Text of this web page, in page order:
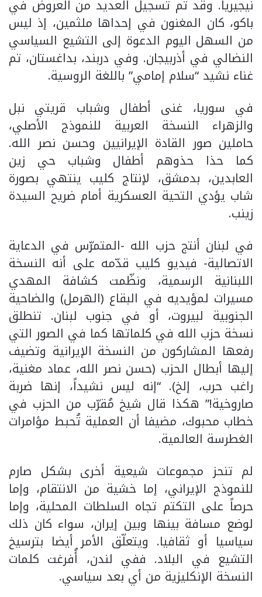
نيجيريا. وقد تم تسجيل العديد من العروض في
باكو، كان المغنون في إحداها ملثمين، إذ ليس
من السهل اليوم الدعوة إلى التشيع السياسي
النضالي في أذربيجان. وفي دربند، بداغستان، تم
غناء نشيد “سلام إمامي” باللغة الروسية.
في سوريا، غنى أطفال وشباب قريتي نبل
والزهراء النسخة العربية للنموذج الأصلي،
حاملين صور القادة الإيرانيين وحسن نصر الله.
كما حذا حذوهم أطفال وشباب حي زين
العابدين، بدمشق، لإنتاج كليب ينتهي بصورة
شاب يؤدي التحية العسكرية أمام ضريح السيدة
زينب.
في لبنان أنتج حزب الله -المتمرّس في الدعاية
الاتصالية- فيديو كليب قدّمه على أنه النسخة
اللبنانية الرسمية، ونظّمت كشافة المهدي
مسيرات لمؤيديه في البقاع (الهرمل) والضاحية
الجنوبية لبيروت، أو في جنوب لبنان. تنطلق
نسخة حزب الله في كلماتها كما في الصور التي
رفعها المشاركون من النسخة الإيرانية وتضيف
إليها أبطال الحزب (حسن نصر الله، عماد مغنية،
راغب حرب، إلخ). “إنه ليس نشيداً، إنها ضربة
صاروخية!” هكذا قال شيخ مُقرّب من الحزب في
خطاب محبوك، مضيفا أن العملية تُحبط مؤامرات
الغطرسة العالمية.
لم تنحز مجموعات شيعية أخرى بشكل صارم
للنموذج الإيراني، إما خشية من الانتقام، وإما
حرصاً على التكتم تجاه السلطات المحلية، وإما
لوضع مسافة بينها وبين إيران، سواء كان ذلك
سياسيا أو ثقافيا. ويتعلّق الأمر أيضا بترسيخ
التشيع في البلاد. ففي لندن، أُفرغت كلمات
النسخة الإنكليزية من أي بعد سياسي.